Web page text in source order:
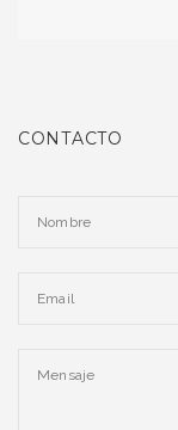
CONTACTO